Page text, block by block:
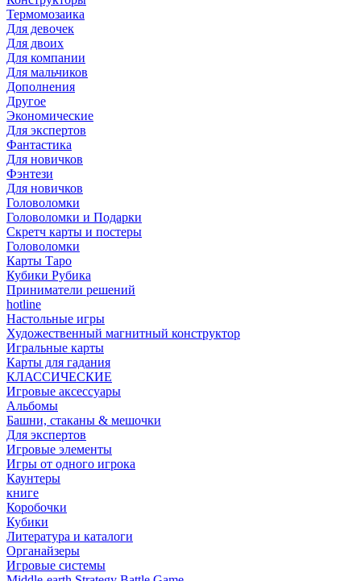
Термомозаика
Для девочек
Для двоих
Для компании
Для мальчиков
Дополнения
Другое
Экономические
Для экспертов
Фантастика
Для новичков
Фэнтези
Для новичков
Головоломки
Головоломки и Подарки
Cкретч карты и постеры
Головоломки
Карты Таро
Кубики Рубика
Приниматели решений
hotline
Настольные игры
Художественный магнитный конструктор
Игральные карты
Карты для гадания
КЛАССИЧЕСКИЕ
Игровые аксессуары
Альбомы
Башни, стаканы & мешочки
Для экспертов
Игровые элементы
Игры от одного игрока
Каунтеры
книге
Коробочки
Кубики
Литература и каталоги
Органайзеры
Игровые системы